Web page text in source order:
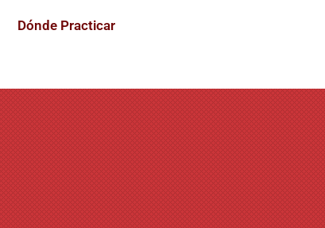
Dónde Practicar